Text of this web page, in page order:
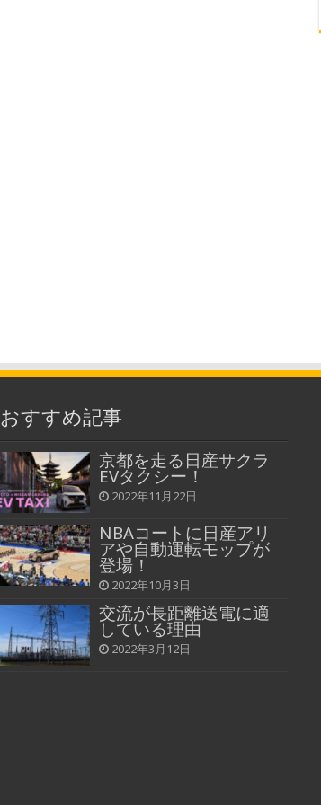
おすすめ記事
京都を走る日産サクラ
EVタクシー！
2022年11月22日
NBAコートに日産アリ
アや自動運転モップが
登場！
2022年10月3日
交流が長距離送電に適
している理由
2022年3月12日